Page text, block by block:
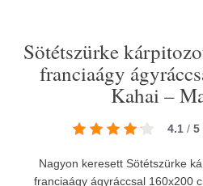
Sötétszürke
franciaágy
Kahai –
4.1 / 5
Nagyon keresett Sötétszürke
franciaágy ágyráccsal 160x200